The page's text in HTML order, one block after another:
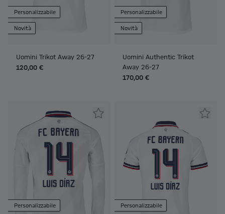
Personalizzabile
Novità
Uomini Trikot Away 26-27
120,00 €
Personalizzabile
Novità
Uomini Authentic Trikot
Away 26-27
170,00 €
Personalizzabile Personalizzabile